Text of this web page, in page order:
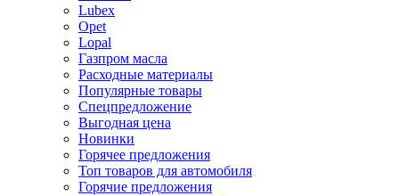
Lubex
Opet
Lopal
Газпром масла
Расходные материалы
Популярные товары
Спецпредложение
Выгодная цена
Новинки
Горячее предложения
Топ товаров для автомобиля
Горячие предложения